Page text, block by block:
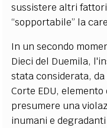
sussistere altri fattori
“sopportabile” la
In un secondo
Dieci del Duemila,
stata considerata,
Corte EDU,
presumere una
inumani e